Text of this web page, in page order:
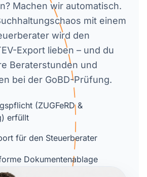
Machen wir automatisch.
mit einem
wird den
Export lieben – und du
Beraterstunden und
bei der GoBD-Prüfung.
(ZUGFeRD &
erfüllt
für den Steuerberater
Dokumentenablage